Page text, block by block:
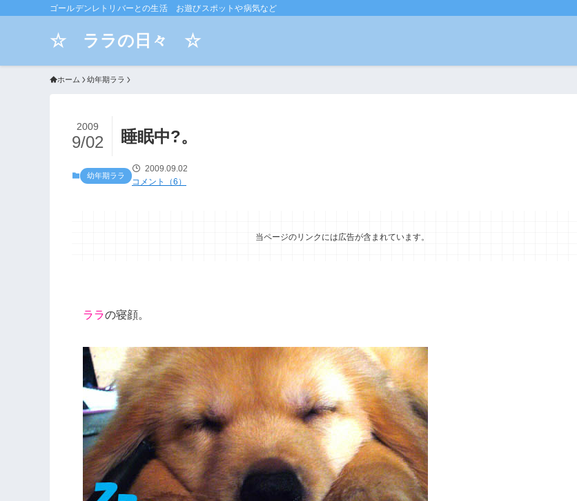
ゴールデンレトリバーとの生活 お遊びスポットや病気など
☆ ララの日々 ☆
ホーム 幼年期ララ
睡眠中?。
2009
9/02
幼年期ララ
2009.09.02
コメント（6）
当ページのリンクには広告が含まれています。
ララの寝顔。